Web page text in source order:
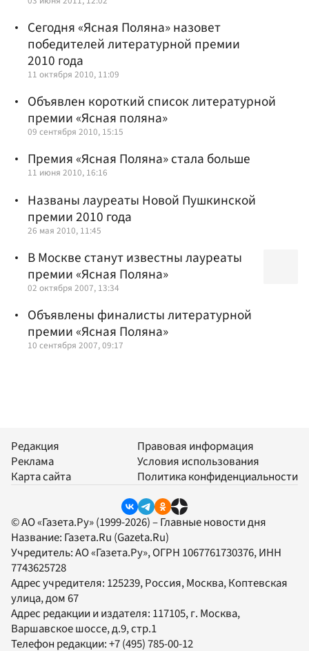
Сегодня «Ясная Поляна» назовет
победителей литературной премии
2010 года
11 октября 2010, 11:09
Объявлен короткий список литературной
премии «Ясная поляна»
09 сентября 2010, 15:15
Премия «Ясная Поляна» стала больше
11 июня 2010, 16:16
Названы лауреаты Новой Пушкинской
премии 2010 года
26 мая 2010, 11:45
В Москве станут известны лауреаты
премии «Ясная Поляна»
02 октября 2007, 13:34
Объявлены финалисты литературной
премии «Ясная Поляна»
10 сентября 2007, 09:17
Редакция
Реклама
Карта сайта
Правовая информация
Условия использования
Политика конфиденциальности
© АО «Газета.Ру» (1999-2026) – Главные новости дня
Название: Газета.Ru (Gazeta.Ru)
Учредитель:АО «Газета.Ру», ОГРН 1067761730376, ИНН
7743625728
Адрес учредителя: 125239, Россия, Москва, Коптевская
улица, дом 67
Адрес редакции и издателя: 117105, г. Москва,
Варшавское шоссе, д.9, стр.1
Телефон редакции:+7 (495) 785-00-12